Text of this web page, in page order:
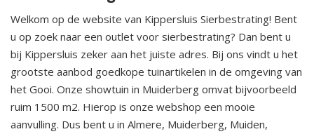
Welkom op de website van Kippersluis Sierbestrating! Bent
u op zoek naar een outlet voor sierbestrating? Dan bent u
bij Kippersluis zeker aan het juiste adres. Bij ons vindt u het
grootste aanbod goedkope tuinartikelen in de omgeving van
het Gooi. Onze showtuin in Muiderberg omvat bijvoorbeeld
ruim 1500 m2. Hierop is onze webshop een mooie
aanvulling. Dus bent u in Almere, Muiderberg, Muiden,